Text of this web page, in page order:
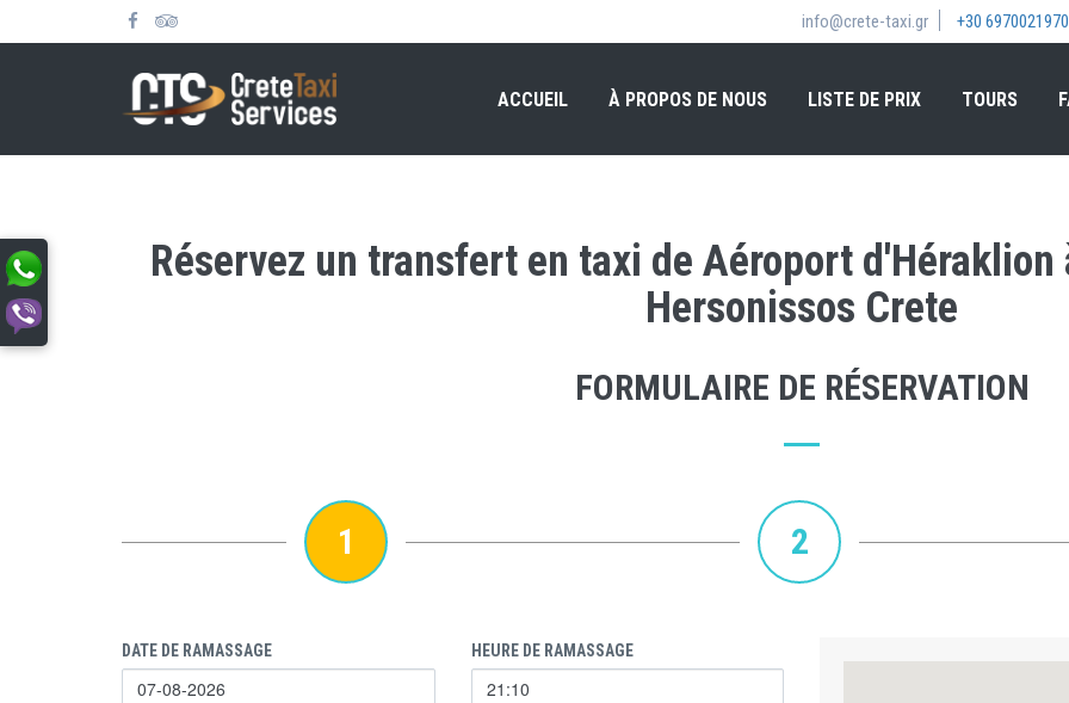
info@crete-taxi.gr +30 6970021970
ACCUEIL À PROPOS DE NOUS LISTE DE PRIX TOURS
Réservez un transfert en taxi de Aéroport
Hersonissos Crete
FORMULAIRE DE RÉSERVATION
1 2
DATE DE RAMASSAGE HEURE DE RAMASSAGE